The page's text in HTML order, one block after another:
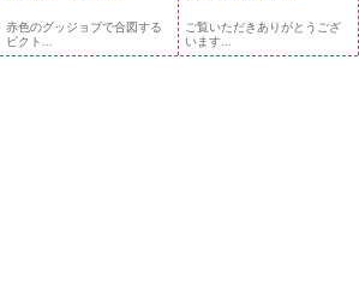
赤色のグッジョブで合図する
ピクト...
ご覧いただきありがとうござ
います...